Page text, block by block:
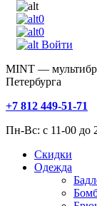
0
0
Войти
MINT —
Петербурга
+7 812 449-51-71
Пн-Вс: с 11-00 до
Скидки
Одежда